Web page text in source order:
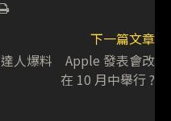
下一篇文章
達人爆料 Apple 發表會改
在 10 月中舉行 ?